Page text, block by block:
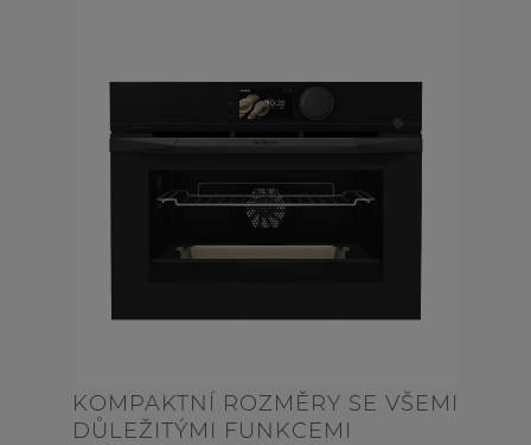
KOMPAKTNÍ ROZMĚRY SE VŠEMI
DŮLEŽITÝMI FUNKCEMI